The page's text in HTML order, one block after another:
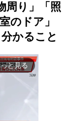
周り」「照
のドア」
かること
と見る